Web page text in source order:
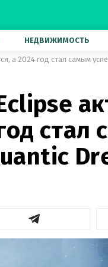
НЕДВИЖИМОСТЬ
стал